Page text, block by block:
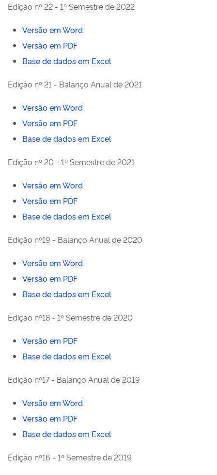
Edição nº 22 - 1º Semestre de 2022
Versão em Word
Versão em PDF
Base de dados em Excel
Edição nº 21 - Balanço Anual de 2021
Versão em Word
Versão em PDF
Base de dados em Excel
Edição nº 20 - 1º Semestre de 2021
Versão em Word
Versão em PDF
Base de dados em Excel
Edição nº19 - Balanço Anual de 2020
Versão em Word
Versão em PDF
Base de dados em Excel
Edição nº18 - 1º Semestre de 2020
Versão em PDF
Base de dados em Excel
Edição nº17 - Balanço Anual de 2019
Versão em Word
Versão em PDF
Base de dados em Excel
Edição nº16 - 1º Semestre de 2019